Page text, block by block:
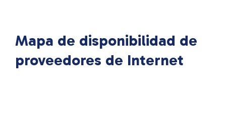
Mapa de disponibilidad de
proveedores de Internet